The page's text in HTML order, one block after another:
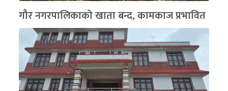
गौर नगरपालिकाको खाता बन्द, कामकाज प्रभावित